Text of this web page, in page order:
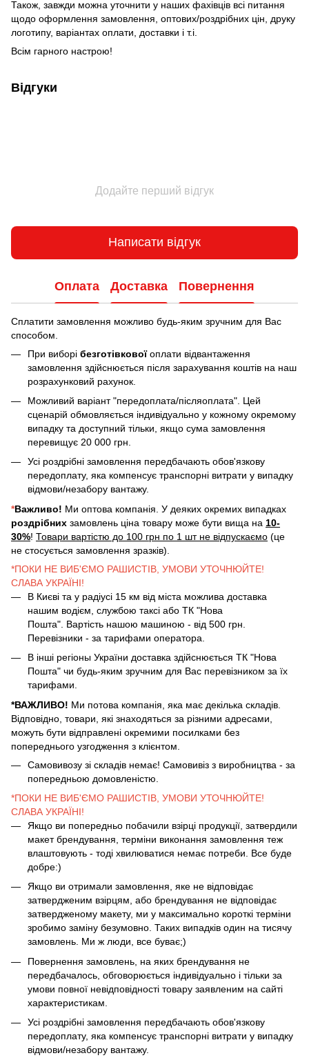
Також, завжди можна уточнити у наших фахівців всі питання
щодо оформлення замовлення, оптових/роздрібних цін, друку
логотипу, варіантах оплати, доставки і т.і.
Всім гарного настрою!
Відгуки
Додайте перший відгук
Написати відгук
Оплата Доставка Повернення
Сплатити замовлення можливо будь-яким зручним для Вас
способом.
При виборі безготівковоїоплати відвантаження
замовлення здійснюється після зарахування коштів на наш
розрахунковий рахунок.
Можливий варіант "передоплата/післяоплата". Цей
сценарій обмовляється індивідуально у кожному окремому
випадку та доступний тільки, якщо сума замовлення
перевищує 20 000 грн.
Усі роздрібні замовлення передбачають обов'язкову
передоплату, яка компенсує транспорні витрати у випадку
відмови/незабору вантажу.
*Важливо! Ми оптова компанія. У деяких окремих випадках
роздрібних замовлень ціна товару може бути вища на 10-
30%! Товари вартістю до 100 грн по 1 шт не відпускаємо (це
не стосується замовлення зразків).
*ПОКИ НЕ ВИБ'ЄМО РАШИСТІВ, УМОВИ УТОЧНЮЙТЕ!
СЛАВА УКРАЇНІ!
В Києві та у радіусі 15 км від міста можлива доставка
нашим водієм, службою таксі або ТК "Нова
Пошта". Вартість нашою машиною - від 500 грн.
Перевізники - за тарифами оператора.
В інші регіоны України доставка здійснюється ТК "Нова
Пошта" чи будь-яким зручним для Вас перевізником за їх
тарифами.
*ВАЖЛИВО! Ми потова компанія, яка має декілька складів.
Відповідно, товари, які знаходяться за різними адресами,
можуть бути відправлені окремими посилками без
попереднього узгодження з клієнтом.
Самовивозу зі складів немає! Самовивіз з виробництва - за
попередньою домовленістю.
*ПОКИ НЕ ВИБ'ЄМО РАШИСТІВ, УМОВИ УТОЧНЮЙТЕ!
СЛАВА УКРАЇНІ!
Якщо ви попередньо побачили взірці продукції, затвердили
макет брендування, терміни виконання замовлення теж
влаштовують - тоді хвилюватися немає потреби. Все буде
добре:)
Якщо ви отримали замовлення, яке не відповідає
затвердженим взірцям, або брендування не відповідає
затвердженому макету, ми у максимально короткі терміни
зробимо заміну безумовно. Таких випадків один на тисячу
замовлень. Ми ж люди, все буває;)
Повернення замовлень, на яких брендування не
передбачалось, обговорюється індивідуально і тільки за
умови повної невідповідності товару заявленим на сайті
характеристикам.
Усі роздрібні замовлення передбачають обов'язкову
передоплату, яка компенсує транспорні витрати у випадку
відмови/незабору вантажу.